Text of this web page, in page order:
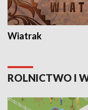
Wiatrak
ROLNICTWO I